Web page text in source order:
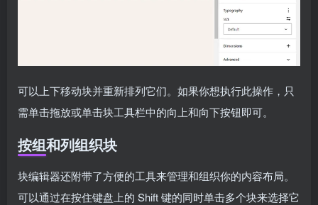
可以上下移动块并重新排列它们。如果你想执行此操作，只
需单击拖放或单击块工具栏中的向上和向下按钮即可。
按组和列组织块
块编辑器还附带了方便的工具来管理和组织你的内容布局。
可以通过在按住键盘上的 Shift 键的同时单击多个块来选择它